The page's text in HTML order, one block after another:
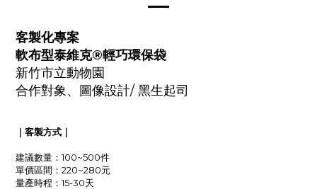
客製化專案
軟布型泰維克®輕巧環保袋
新竹市立動物園
合作對象、圖像設計/ 黑生起司
｜客製方式｜
建議數量：100~500件
單價區間：220~280元
量產時程：15-30天